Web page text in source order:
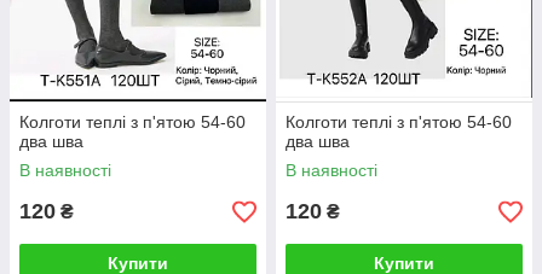
Колготи теплі з п'ятою 54-60
два шва
В наявності
120 ₴
Купити
Колготи теплі з п'ятою 54-60
два шва
В наявності
120 ₴
Купити